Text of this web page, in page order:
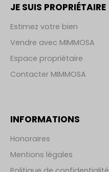
JE SUIS PROPRIÉTAIRE
Estimez votre bien
Vendre avec MIMMOSA
Espace propriétaire
Contacter MIMMOSA
INFORMATIONS
Honoraires
Mentions légales